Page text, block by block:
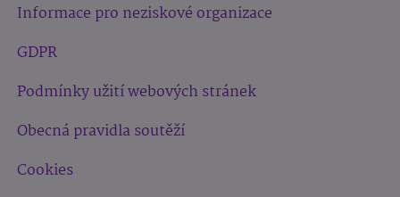
Informace pro neziskové organizace
GDPR
Podmínky užití webových stránek
Obecná pravidla soutěží
Cookies